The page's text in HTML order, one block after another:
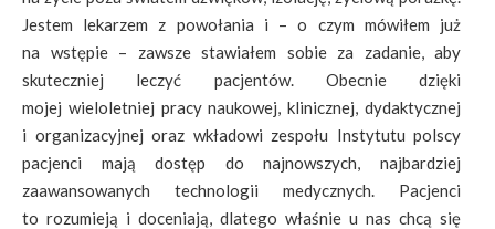
Jestem lekarzem z powołania i – o czym mówiłem już
na wstępie – zawsze stawiałem sobie za zadanie, aby
skuteczniej leczyć pacjentów. Obecnie dzięki
mojej wieloletniej pracy naukowej, klinicznej, dydaktycznej
i organizacyjnej oraz wkładowi zespołu Instytutu polscy
pacjenci mają dostęp do najnowszych, najbardziej
zaawansowanych technologii medycznych. Pacjenci
to rozumieją i doceniają, dlatego właśnie u nas chcą się